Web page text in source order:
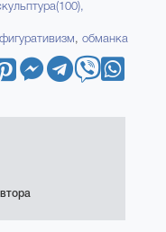
фигуративизм, обманка